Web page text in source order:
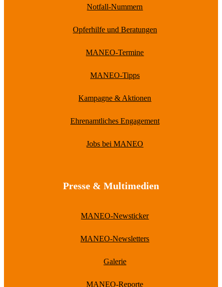
Notfall-Nummern
Opferhilfe und Beratungen
MANEO-Termine
MANEO-Tipps
Kampagne & Aktionen
Ehrenamtliches Engagement
Jobs bei MANEO
Presse & Multimedien
MANEO-Newsticker
MANEO-Newsletters
Galerie
MANEO-Reporte